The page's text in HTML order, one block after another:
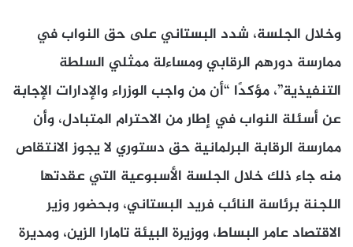
وخلال الجلسة، شدد البستاني على حق النواب في
ممارسة دورهم الرقابي ومساءلة ممثلي السلطة
التنفيذية”، مؤكدًا “أن من واجب الوزراء والإدارات الإجابة
عن أسئلة النواب في إطار من الاحترام المتبادل، وأن
ممارسة الرقابة البرلمانية حق دستوري لا يجوز الانتقاص
منه جاء ذلك خلال الجلسة الأسبوعية التي عقدتها
اللجنة برئاسة النائب فريد البستاني، وبحضور وزير
الاقتصاد عامر البساط، ووزيرة البيئة تامارا الزين، ومديرة